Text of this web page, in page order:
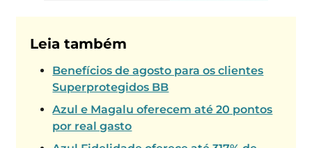
Leia também
Benefícios de agosto para os clientes
Superprotegidos BB
Azul e Magalu oferecem até 20 pontos
por real gasto